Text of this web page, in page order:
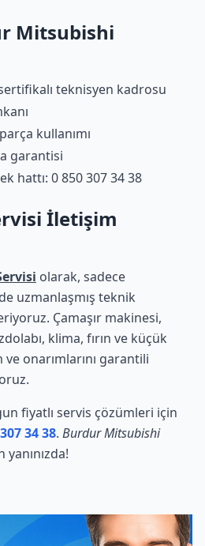
Mitsubishi
teknisyen kadrosu
kullanımı
garantisi
hattı: 0 850 307 34 38
İletişim
olarak, sadece
uzmanlaşmış teknik
Çamaşır makinesi,
klima, fırın ve küçük
onarımlarını garantili
fiyatlı servis çözümleri için
34 38. Burdur Mitsubishi